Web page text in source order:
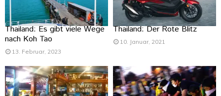
Thailand: Es gibt viele Wege
nach Koh Tao
13. Februar, 2023
Thailand: Der Rote Blitz
10. Januar, 2021